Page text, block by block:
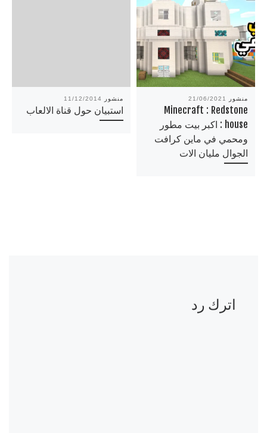
منشور 11/12/2014
استبيان حول قناة الالعاب
منشور 21/06/2021
Minecraft : Redstone
house : اكبر بيت مطور
ومحمي في ماين كرافت
الجوال مليان الات
اترك رد